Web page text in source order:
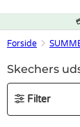
Forside
Skechers
Filter